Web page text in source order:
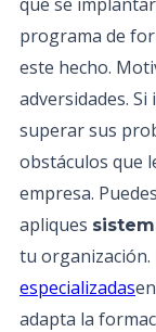
programa de
este hecho.
adversidades.
superar sus
obstáculos que
empresa.
apliques
tu
especializadas
adapta la